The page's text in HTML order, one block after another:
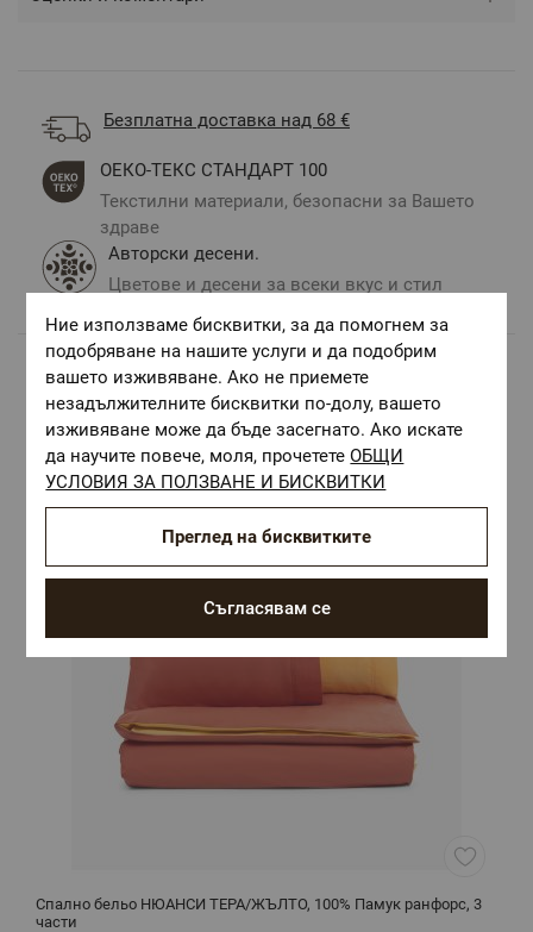
Безплатна доставка над 68 €
ОЕКО-ТЕКС СТАНДАРТ 100
Текстилни материали, безопасни за Вашето
здраве
Авторски десени.
Цветове и десени за всеки вкус и стил
Комбинирай с
Спално бельо НЮАНСИ ТЕРА/ЖЪЛТО, 100% Памук ранфорс, 3
части
Ние използваме бисквитки, за да помогнем за
подобряване на нашите услуги и да подобрим
вашето изживяване. Ако не приемете
незадължителните бисквитки по-долу, вашето
изживяване може да бъде засегнато. Ако искате
да научите повече, моля, прочететеОБЩИ
УСЛОВИЯ ЗА ПОЛЗВАНЕ И БИСКВИТКИ
Съгласявам се
Преглед на бисквитките